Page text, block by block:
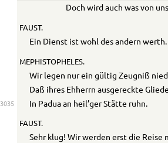
Doch wird auch was von
FAUST.
Ein Dienst ist wohl des andern werth.
MEPHISTOPHELES.
Wir legen nur ein gültig Zeugniß
Daß ihres Ehherrn ausgereckte
3035 In Padua an heil’ger Stätte ruhn.
FAUST.
Sehr klug! Wir werden erst die Reise